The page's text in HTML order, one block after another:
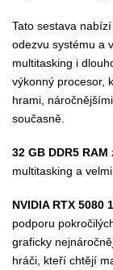
Tato sestava nabízí
odezvu systému a
multitasking i
výkonný procesor,
hrami,
současně.
32 GB DDR5 RAM
multitasking a
NVIDIA RTX 5080
podporu
graficky
hráči, kteří chtějí